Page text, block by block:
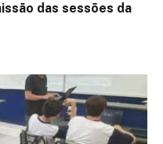
das sessões da